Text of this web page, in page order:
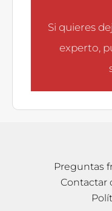
Si quieres
experto,
Preguntas
Contactar